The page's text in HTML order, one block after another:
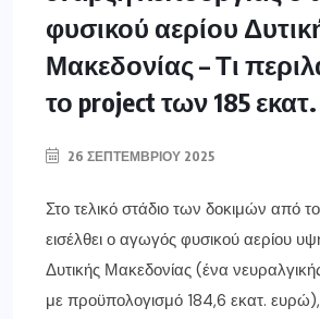
φυσικού αερίου
Μακεδονίας – Τι
το project των 185 εκατ.
26 ΣΕΠΤΕΜΒΡΊΟΥ 2025
Στο τελικό στάδιο των δοκιμών από
εισέλθει ο αγωγός φυσικού αερίου
Δυτικής Μακεδονίας (ένα
με προϋπολογισμό 184,6 εκατ.